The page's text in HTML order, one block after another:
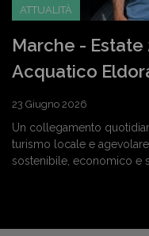
ATTUALITÀ
Marche - Estate
Acquatico
23 Giugno 2026
Un collegamento
turismo locale e
sostenibile, economico e